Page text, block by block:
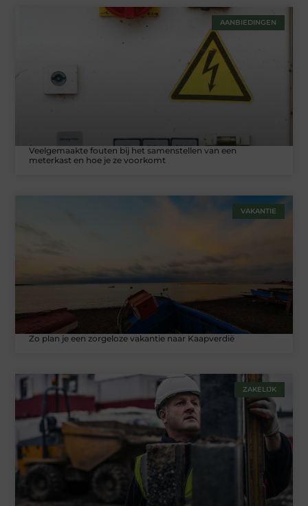
AANBIEDINGEN
Veelgemaakte fouten bij het samenstellen van een
meterkast en hoe je ze voorkomt
VAKANTIE
Zo plan je een zorgeloze vakantie naar Kaapverdië
ZAKELIJK